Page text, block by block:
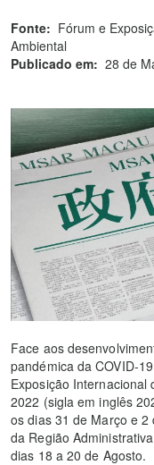
Fonte: Fórum e
Ambiental
Publicado em: 28 de
Face aos
pandémica da COVID-
Exposição Internacional
2022 (sigla em inglês
os dias 31 de Março e
da Região
dias 18 a 20 de Agosto.